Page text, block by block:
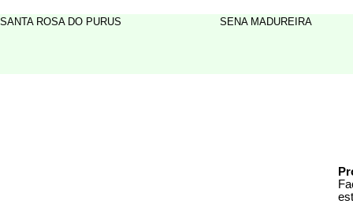
SANTA ROSA DO PURUS SENA MADUREIRA